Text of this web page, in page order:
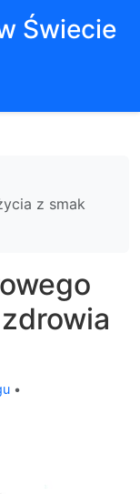
Świecie
z smak
•